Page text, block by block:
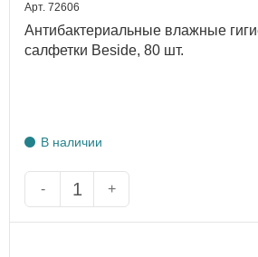
Арт. 72606
Антибактериальные влажные
салфетки Beside, 80 шт.
В наличии
- +